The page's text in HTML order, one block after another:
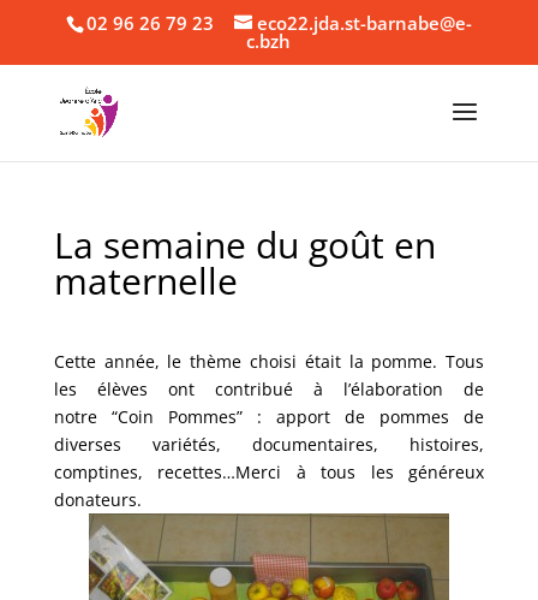
02 96 26 79 23 eco22.jda.st-barnabe@e-
c.bzh
La semaine du goût en
maternelle
Cette année, le thème choisi était la pomme. Tous
les élèves ont contribué à l’élaboration de
notre “Coin Pommes” : apport de pommes de
diverses variétés, documentaires, histoires,
comptines, recettes…Merci à tous les généreux
donateurs.